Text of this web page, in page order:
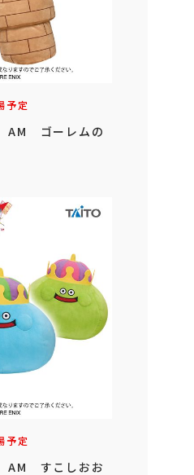
予定
AM ゴーレムの
予定
AM すこしおお